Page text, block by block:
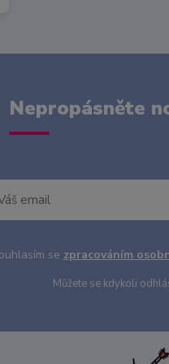
Nepropásněte
se zpracováním
Můžete se kdykoli